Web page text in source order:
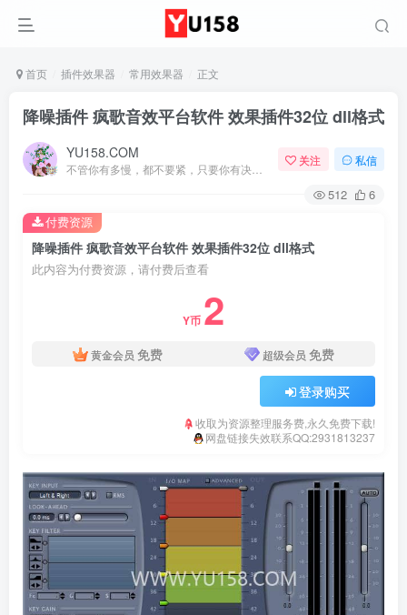
首页 插件效果器 常用效果器 正文
降噪插件 疯歌音效平台软件 效果插件32位 dll格式
YU158.COM 关注 私信
512 6
降噪插件 疯歌音效平台软件 效果插件32位 dll格式
此内容为付费资源，请付费后查看
Y币 2
黄金会员 免费 超级会员 免费
登录购买
收取为资源整理服务费,永久免费下载!
网盘链接失效联系QQ:2931813237
付费资源